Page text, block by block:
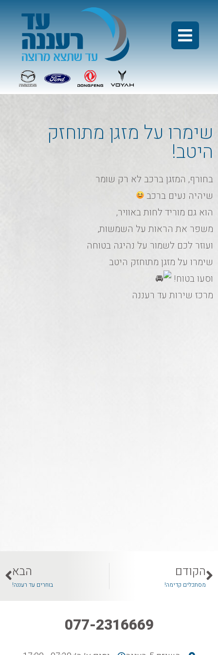
שימרו על מזגן מתוחזק
היטב!
בחורף, המזגן ברכב לא רק שומר
שיהיה נעים ברכב
הוא גם מוריד לחות באוויר,
משפר את הראות על השמשות,
ועוזר לכם לשמור על נהיגה בטוחה
שימרו על מזגן מתוחזק היטב
וסעו בטוח!
מרכז שירות עד רעננה
הקודם
מסתכלים קדימה!
הבא
בוחרים עד רעננה!
077-2316669